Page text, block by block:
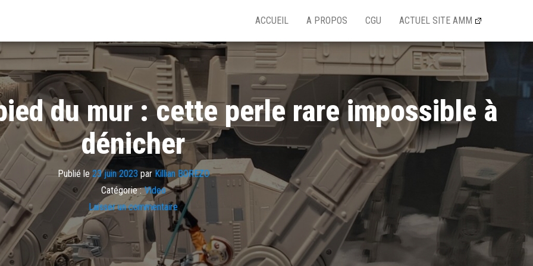
ACCUEIL A PROPOS CGU ACTUEL SITE AMM
du mur : cette perle rare impossible à
dénicher
Publié le 23 juin 2023 par Killian BOREZO
Catégorie : Video
Laisser un commentaire